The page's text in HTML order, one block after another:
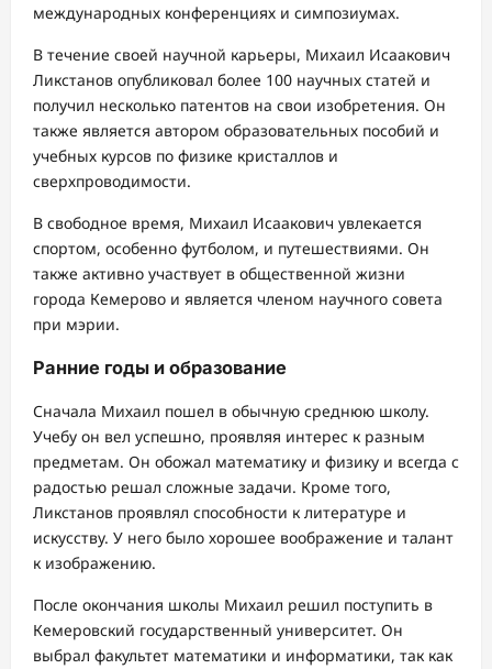
международных конференциях и симпозиумах.
В течение своей научной карьеры, Михаил Исаакович
Ликстанов опубликовал более 100 научных статей и
получил несколько патентов на свои изобретения. Он
также является автором образовательных пособий и
учебных курсов по физике кристаллов и
сверхпроводимости.
В свободное время, Михаил Исаакович увлекается
спортом, особенно футболом, и путешествиями. Он
также активно участвует в общественной жизни
города Кемерово и является членом научного совета
при мэрии.
Ранние годы и образование
Сначала Михаил пошел в обычную среднюю школу.
Учебу он вел успешно, проявляя интерес к разным
предметам. Он обожал математику и физику и всегда с
радостью решал сложные задачи. Кроме того,
Ликстанов проявлял способности к литературе и
искусству. У него было хорошее воображение и талант
к изображению.
После окончания школы Михаил решил поступить в
Кемеровский государственный университет. Он
выбрал факультет математики и информатики, так как